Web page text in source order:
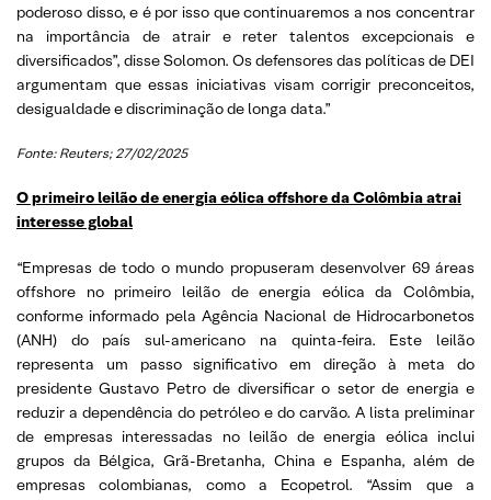
poderoso disso, e é por isso que continuaremos a nos concentrar
na importância de atrair e reter talentos excepcionais e
diversificados”, disse Solomon. Os defensores das políticas de DEI
argumentam que essas iniciativas visam corrigir preconceitos,
desigualdade e discriminação de longa data.”
Fonte: Reuters; 27/02/2025
O primeiro leilão de energia eólica offshore da Colômbia atrai
interesse global
“Empresas de todo o mundo propuseram desenvolver 69 áreas
offshore no primeiro leilão de energia eólica da Colômbia,
conforme informado pela Agência Nacional de Hidrocarbonetos
(ANH) do país sul-americano na quinta-feira. Este leilão
representa um passo significativo em direção à meta do
presidente Gustavo Petro de diversificar o setor de energia e
reduzir a dependência do petróleo e do carvão. A lista preliminar
de empresas interessadas no leilão de energia eólica inclui
grupos da Bélgica, Grã-Bretanha, China e Espanha, além de
empresas colombianas, como a Ecopetrol. “Assim que a